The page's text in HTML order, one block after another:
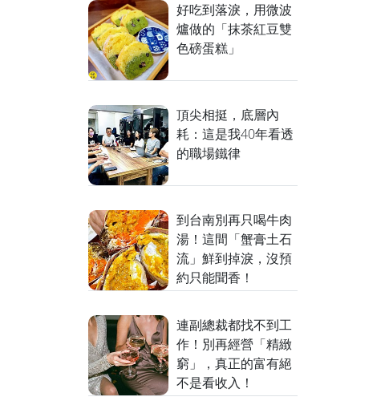
好吃到落淚，用微波
爐做的「抹茶紅豆雙
色磅蛋糕」
頂尖相挺，底層內
耗：這是我40年看透
的職場鐵律
到台南別再只喝牛肉
湯！這間「蟹膏土石
流」鮮到掉淚，沒預
約只能聞香！
連副總裁都找不到工
作！別再經營「精緻
窮」，真正的富有絕
不是看收入！